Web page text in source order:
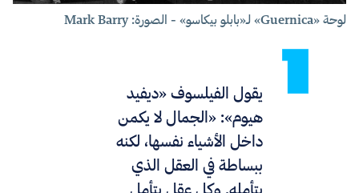
لوحة «Guernica» لـ«بابلو بيكاسو» - الصورة: Mark Barry
يقول الفيلسوف «ديفيد
هيوم»: «الجمال لا يكمن
داخل الأشياء نفسها، لكنه
ببساطة في العقل الذي